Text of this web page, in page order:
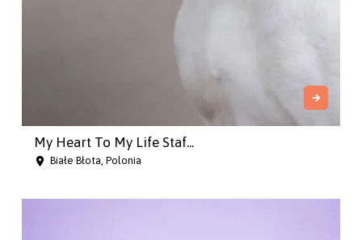
My Heart To My Life Staf...
Białe Błota, Polonia